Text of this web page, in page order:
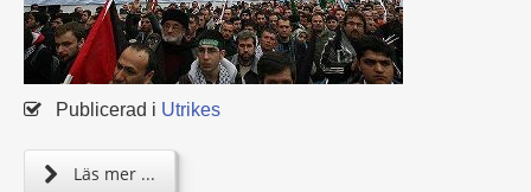
Publicerad i Utrikes
Läs mer ...